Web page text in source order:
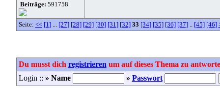
Beiträge: 591758
Seite: << [1]... [27] [28] [29] [30] [31] [32] 33 [34] [35] [36] [37].. [45] [46]
Du musst dich registrieren um auf dieses Thema zu
Login :: » Name » Passwort